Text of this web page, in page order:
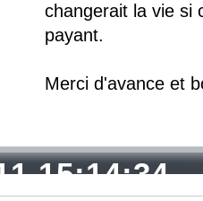
changerait la vie si
payant.
Merci d'avance et
15:14:34